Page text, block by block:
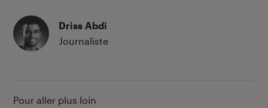
Driss Abdi
Journaliste
Pour aller plus loin